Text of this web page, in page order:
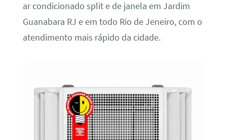
ar condicionado split e de janela em Jardim
Guanabara RJ e em todo Rio de Jeneiro, com o
atendimento mais rápido da cidade.